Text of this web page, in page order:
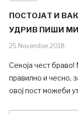
ПОСТОЈАТ И
УДРИВ ПИШИ
25.November.2018
Секоја чест браво!
правилно и чесно,
овој пост можеби